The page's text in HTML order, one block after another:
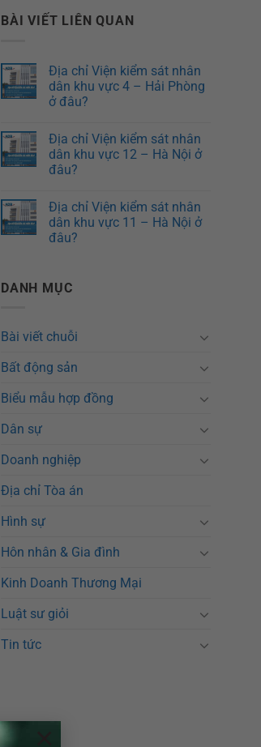
BÀI VIẾT LIÊN QUAN
Địa chỉ Viện kiểm sát nhân
dân khu vực 4 – Hải Phòng
ở đâu?
Địa chỉ Viện kiểm sát nhân
dân khu vực 12 – Hà Nội ở
đâu?
Địa chỉ Viện kiểm sát nhân
dân khu vực 11 – Hà Nội ở
đâu?
DANH MỤC
Bài viết chuỗi
Bất động sản
Biểu mẫu hợp đồng
Dân sự
Doanh nghiệp
Địa chỉ Tòa án
Hình sự
Hôn nhân & Gia đình
Kinh Doanh Thương Mại
Luật sư giỏi
Tin tức